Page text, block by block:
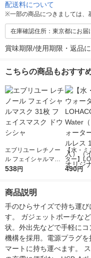
配送料について
※一部の商品につきましては、
在庫確認住所：東京都にお届
賞味期限/使用期限・返品
こちらの商品もおすす
エブリユー レチノー
ル フェイシャルマス
ク 31枚 フェイスマス
538円
【水・
ター】
r（ロハコ
490円
商品説明
手のひらサイズで持ち運
す。 ガジェットポーチな
状。外出先などで手軽に
機構を採用。電源プラグ
マートに持ち運べます。